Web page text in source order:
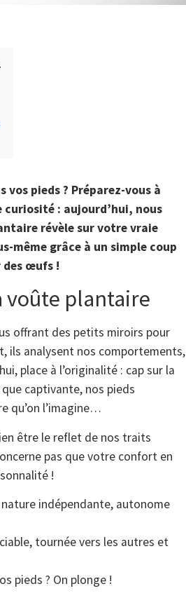
pieds ? Préparez-vous à
curiosité : aujourd’hui, nous
révèle sur votre vraie
même grâce à un simple coup
des œufs !
voûte plantaire
offrant des petits miroirs pour
ils analysent nos comportements,
place à l’originalité : cap sur la
captivante, nos pieds
qu’on l’imagine…
être le reflet de nos traits
pas que votre confort en
!
indépendante, autonome
tournée vers les autres et
pieds ? On plonge !